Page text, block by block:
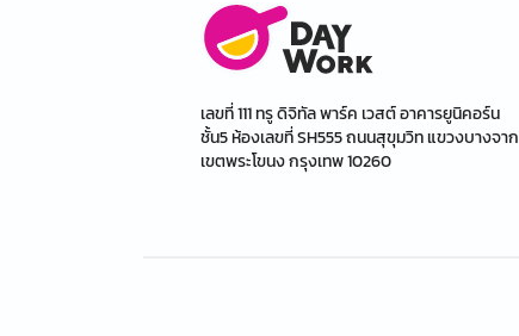
เลขที่ 111 ทรู ดิจิทัล พาร์ค เวสต์ อาคารยูนิคอร์น
ชั้น5 ห้องเลขที่ SH555 ถนนสุขุมวิท แขวงบางจาก
เขตพระโขนง กรุงเทพ 10260